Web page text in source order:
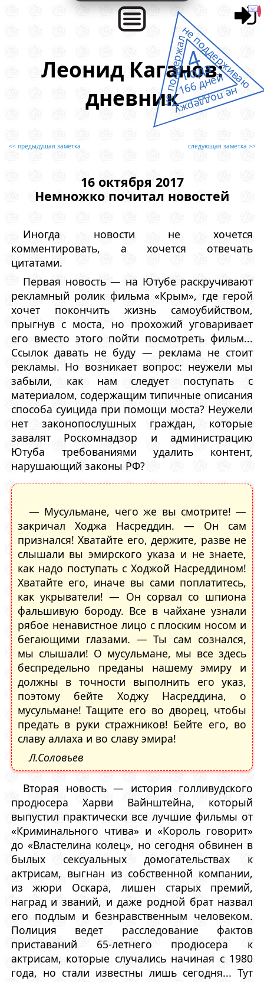
Леонид Каганов:
дневник
<< предыдущая заметка следующая заметка >>
16 октября 2017
Немножко почитал новостей
Иногда новости не хочется
комментировать, а хочется отвечать
цитатами.
Первая новость — на Ютубе раскручивают
рекламный ролик фильма «Крым», где герой
хочет покончить жизнь самоубийством,
прыгнув с моста, но прохожий уговаривает
его вместо этого пойти посмотреть фильм...
Ссылок давать не буду — реклама не стоит
рекламы. Но возникает вопрос: неужели мы
забыли, как нам следует поступать с
материалом, содержащим типичные описания
способа суицида при помощи моста? Неужели
нет законопослушных граждан, которые
завалят Роскомнадзор и администрацию
Ютуба требованиями удалить контент,
нарушающий законы РФ?
— Мусульмане, чего же вы смотрите! —
закричал Ходжа Насреддин. — Он сам
признался! Хватайте его, держите, разве не
слышали вы эмирского указа и не знаете,
как надо поступать с Ходжой Насреддином!
Хватайте его, иначе вы сами поплатитесь,
как укрыватели! — Он сорвал со шпиона
фальшивую бороду. Все в чайхане узнали
рябое ненавистное лицо с плоским носом и
бегающими глазами. — Ты сам сознался,
мы слышали! О мусульмане, мы все здесь
беспредельно преданы нашему эмиру и
должны в точности выполнить его указ,
поэтому бейте Ходжу Насреддина, о
мусульмане! Тащите его во дворец, чтобы
предать в руки стражников! Бейте его, во
славу аллаха и во славу эмира!
Л.Соловьев
Вторая новость — история голливудского
продюсера Харви Вайнштейна, который
выпустил практически все лучшие фильмы от
«Криминального чтива» и «Король говорит»
до «Властелина колец», но сегодня обвинен в
былых сексуальных домогательствах к
актрисам, выгнан из собственной компании,
из жюри Оскара, лишен старых премий,
наград и званий, и даже родной брат назвал
его подлым и безнравственным человеком.
Полиция ведет расследование фактов
приставаний 65-летнего продюсера к
актрисам, которые случались начиная с 1980
года, но стали известны лишь сегодня... Тут
не поддержалне поддерживаю
не поддержу
4
года
166 дней